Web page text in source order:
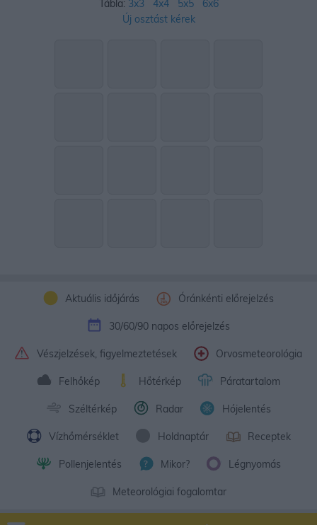
Aktuális időjárás Óránkénti előrejelzés
30/60/90 napos előrejelzés
Vészjelzések, figyelmeztetések Orvosmeteorológia
Felhőkép Hőtérkép Páratartalom
Széltérkép Radar Hójelentés
Vízhőmérséklet Holdnaptár Receptek
Pollenjelentés Mikor? Légnyomás
Meteorológiai fogalomtar
Tábla: 3x3 4x4 5x5
6x6
Új osztást kérek